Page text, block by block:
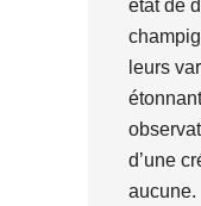
état de
leurs
d’une
aucune.